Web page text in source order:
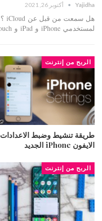
Yajidha أكتوبر 26, 2021
لمستخدمي iPhone و iPad و iPod Touch و macOS وحتى…
الربح من إنترنت
طريقة تنشيط وضبط الاعدادات
الايفون iPhone الجديد
الربح من إنترنت